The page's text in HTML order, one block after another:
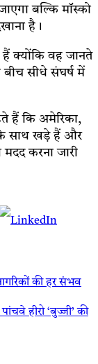
बल्कि मॉस्को
है।
क्योंकि वह जानते
सीधे संघर्ष में
हैं कि अमेरिका,
साथ खड़े हैं और
करना जारी
की हर संभव
हीरो ‘बुज्जी’ की